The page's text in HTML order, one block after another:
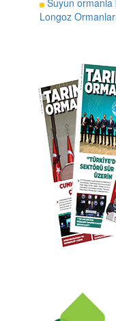
Longoz